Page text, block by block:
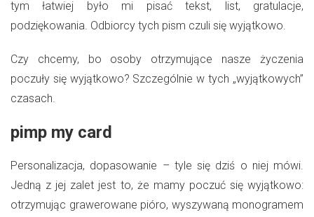
tym łatwiej było mi pisać tekst, list, gratulacje,
podziękowania. Odbiorcy tych pism czuli się wyjątkowo.
Czy chcemy, bo osoby otrzymujące nasze życzenia
poczuły się wyjątkowo? Szczególnie w tych „wyjątkowych”
czasach.
pimp my card
Personalizacja, dopasowanie – tyle się dziś o niej mówi.
Jedną z jej zalet jest to, że mamy poczuć się wyjątkowo:
otrzymując grawerowane pióro, wyszywaną monogramem